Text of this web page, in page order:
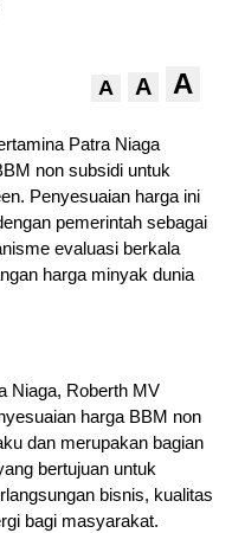
A A A
Patra Niaga
non subsidi untuk
Penyesuaian harga ini
pemerintah sebagai
evaluasi berkala
harga minyak dunia
Niaga, Roberth MV
harga BBM non
dan merupakan bagian
bertujuan untuk
bisnis, kualitas
bagi masyarakat.